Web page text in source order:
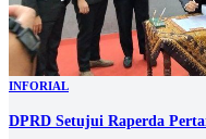
INFORIAL
DPRD Setujui Raperda